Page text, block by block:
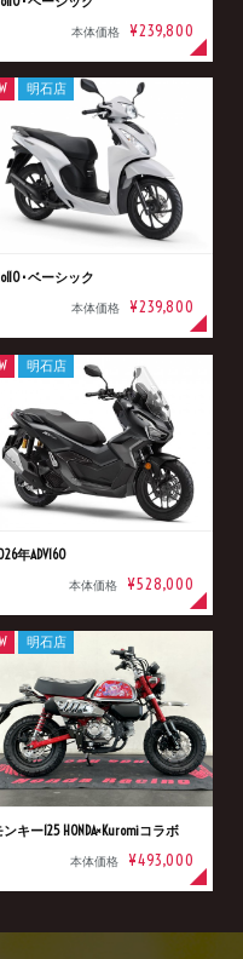
本体価格 ¥239,800
･ベーシック
本体価格 ¥239,800
明石店
年ADV160
本体価格 ¥528,000
明石店
キー125 HONDA×Kuromiコラボ
本体価格 ¥493,000
明石店